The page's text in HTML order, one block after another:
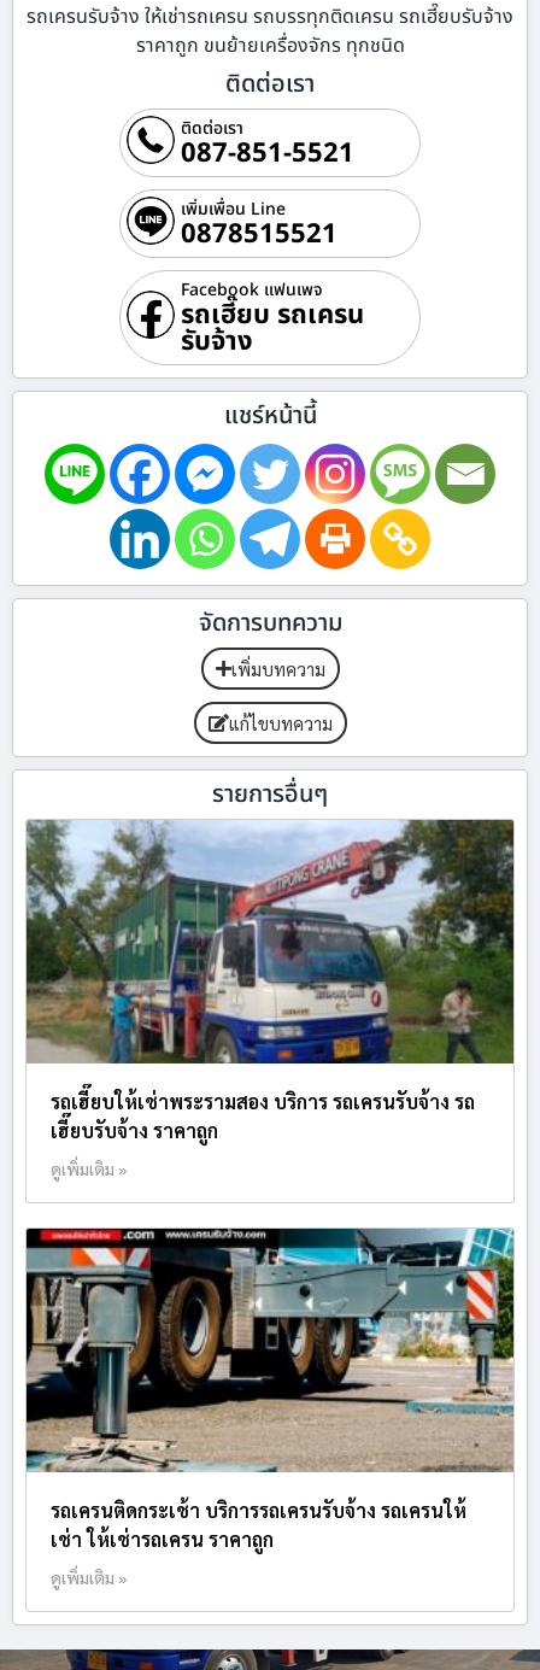
รถเครนรับจ้าง ให้เช่ารถเครน รถบรรทุกติดเครน รถเฮี๊ยบรับจ้าง
ราคาถูก ขนย้ายเครื่องจักร ทุกชนิด
ติดต่อเรา
ติดต่อเรา
087-851-5521
เพิ่มเพื่อน Line
0878515521
Facebook แฟนเพจ
รถเฮี๊ยบ รถเครน
รับจ้าง
แชร์หน้านี้
จัดการบทความ
เพิ่มบทความ
แก้ไขบทความ
รายการอื่นๆ
รถเฮี๊ยบให้เช่าพระรามสอง บริการ รถเครนรับจ้าง รถ
เฮี๊ยบรับจ้าง ราคาถูก
ดูเพิ่มเติม »
รถเครนติดกระเช้า บริการรถเครนรับจ้าง รถเครนให้
เช่า ให้เช่ารถเครน ราคาถูก
ดูเพิ่มเติม »